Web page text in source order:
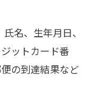
名、生年月日、
ットカード番
の到達結果など